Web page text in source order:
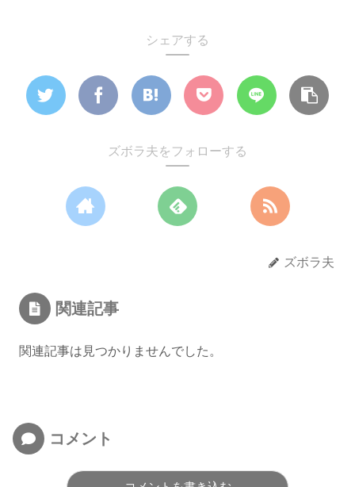
シェアする
ズボラ夫をフォローする
ズボラ夫
関連記事
関連記事は見つかりませんでした。
コメント